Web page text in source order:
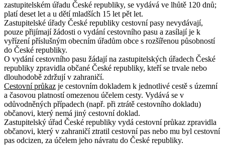
zastupitelském úřadu České republiky, se vydává ve lhůtě 120 dnů;
platí deset let a u dětí mladších 15 let pět let.
Zastupitelské úřady České republiky cestovní pasy nevydávají,
pouze přijímají žádosti o vydání cestovního pasu a zasílají je k
vyřízení příslušným obecním úřadům obce s rozšířenou působností
do České republiky.
O vydání cestovního pasu žádají na zastupitelských úřadech České
republiky zpravidla občané České republiky, kteří se trvale nebo
dlouhodobě zdržují v zahraničí.
Cestovní průkaz je cestovním dokladem k jednotlivé cestě s územní
a časovou platností omezenou účelem cesty. Vydává se v
odůvodněných případech (např. při ztrátě cestovního dokladu)
občanovi, který nemá jiný cestovní doklad.
Zastupitelský úřad České republiky vydá cestovní průkaz zpravidla
občanovi, který v zahraničí ztratil cestovní pas nebo mu byl cestovní
pas odcizen, za účelem jeho návratu do České republiky.